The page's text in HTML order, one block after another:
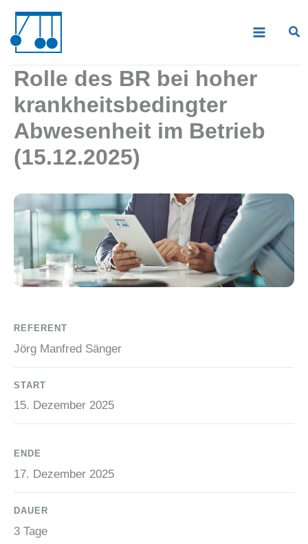
Zum
Inhalt
springen
Rolle des BR bei hoher
krankheitsbedingter
Abwesenheit im Betrieb
(15.12.2025)
REFERENT
Jörg Manfred Sänger
START
15. Dezember 2025
ENDE
17. Dezember 2025
DAUER
3 Tage